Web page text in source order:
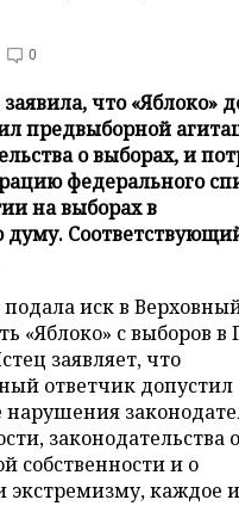
0
что «Яблоко»
предвыборной
о выборах, и
федерального
на выборах в
думу.
иск в
«Яблоко» с выборов в
заявляет, что
ответчик допустил
законодательства
собственности и о
экстремизму, каждое